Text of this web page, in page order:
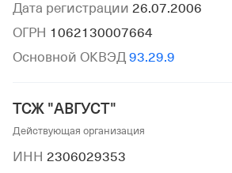
Дата регистрации 26.07.2006
ОГРН 1062130007664
Основной ОКВЭД 93.29.9
ТСЖ "АВГУСТ"
Действующая организация
ИНН 2306029353